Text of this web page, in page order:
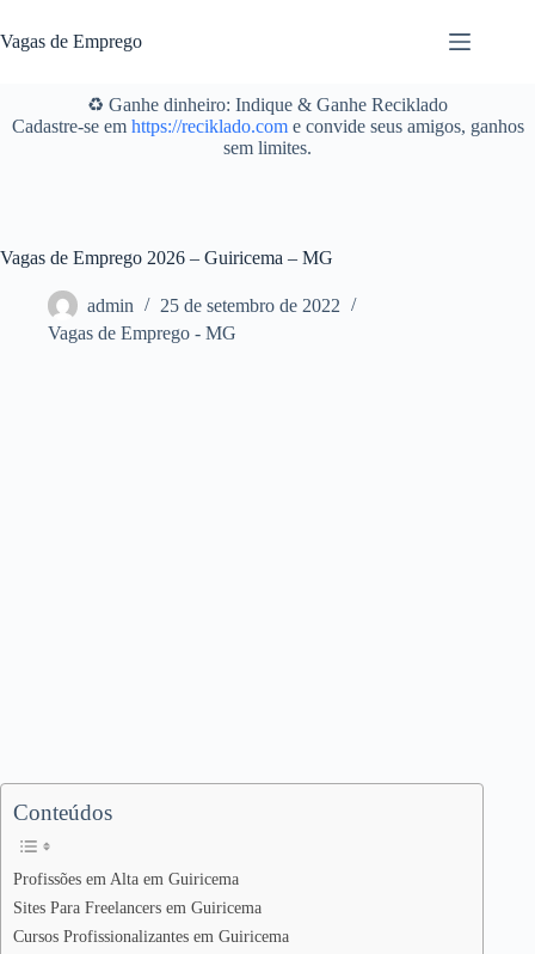
para
o
Vagas de Emprego
♻️ Ganhe dinheiro: Indique & Ganhe Reciklado
Cadastre-se em https://reciklado.come convide seus amigos, ganhos
sem limites.
Vagas de Emprego 2026 – Guiricema – MG
admin
25 de setembro de 2022
Vagas de Emprego - MG
Conteúdos
Profissões em Alta em Guiricema
Sites Para Freelancers em Guiricema
Cursos Profissionalizantes em Guiricema